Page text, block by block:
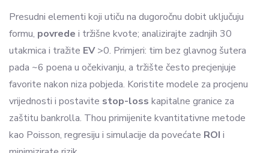
Presudni elementi koji utiču na dugoročnu dobit uključuju
formu, povrede i tržišne kvote; analizirajte zadnjih 30
utakmica i tražite EV>0. Primjeri: tim bez glavnog šutera
pada ~6 poena u očekivanju, a tržište često precjenjuje
favorite nakon niza pobjeda. Koristite modele za procjenu
vrijednosti i postavite stop-loss kapitalne granice za
zaštitu bankrolla. Thou primijenite kvantitativne metode
kao Poisson, regresiju i simulacije da povećate ROI i